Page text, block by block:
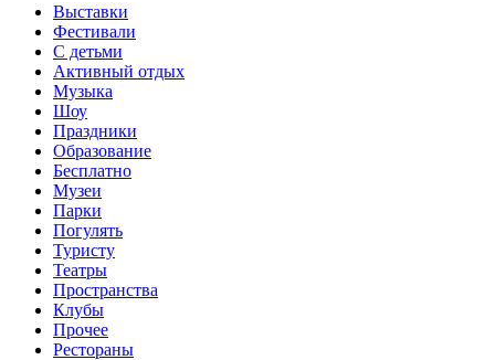
Выставки
Фестивали
С детьми
Активный отдых
Музыка
Шоу
Праздники
Образование
Бесплатно
Музеи
Парки
Погулять
Туристу
Театры
Пространства
Клубы
Прочее
Рестораны